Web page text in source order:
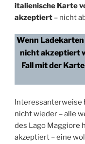
italienische Karte
akzeptiert – nicht
Wenn
nicht akzeptiert
Fall mit der
Interessanterweise
nicht wieder – alle
des Lago Maggiore
akzeptiert – eine